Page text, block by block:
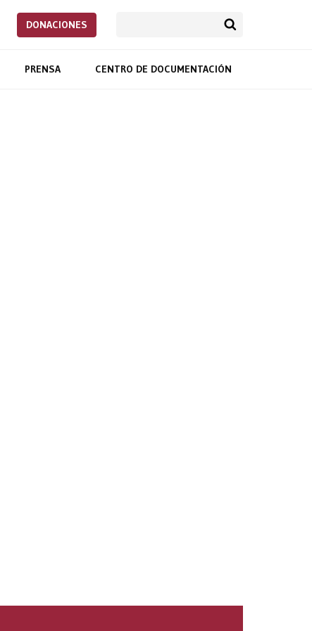
DONACIONES
PRENSA CENTRO DE DOCUMENTACIÓN